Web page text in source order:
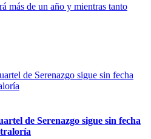
más de un año y mientras tanto
de Serenazgo sigue sin fecha